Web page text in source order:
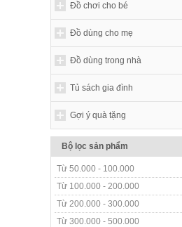
Đồ chơi cho bé
Đồ dùng cho mẹ
Đồ dùng trong nhà
Tủ sách gia đình
Gợi ý quà tặng
Bộ lọc sản phẩm
Từ 50.000 - 100.000
Từ 100.000 - 200.000
Từ 200.000 - 300.000
Từ 300.000 - 500.000